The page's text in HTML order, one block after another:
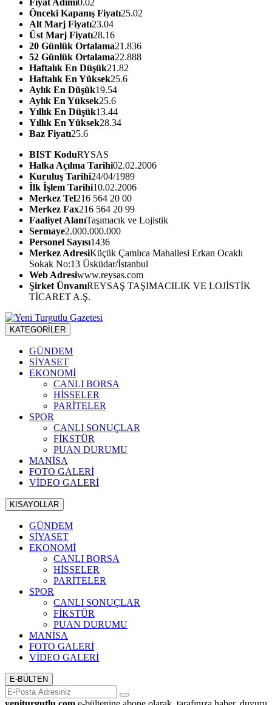
Önceki Kapanış Fiyatı25.02
Alt Marj Fiyatı23.04
Üst Marj Fiyatı28.16
20 Günlük Ortalama21.836
52 Günlük Ortalama22.888
Haftalık En Düşük21.82
Haftalık En Yüksek25.6
Aylık En Düşük19.54
Aylık En Yüksek25.6
Yıllık En Düşük13.44
Yıllık En Yüksek28.34
Baz Fiyatı25.6
BIST KoduRYSAS
Halka Açılma Tarihi02.02.2006
Kuruluş Tarihi24/04/1989
İlk İşlem Tarihi10.02.2006
Merkez Tel216 564 20 00
Merkez Fax216 564 20 99
Faaliyet AlanıTaşımacık ve Lojistik
Sermaye2.000.000.000
Personel Sayısı1436
Merkez AdresiKüçük Çamlıca Mahallesi Erkan Ocaklı
Sokak No:13 Üsküdar/İstanbul
Web Adresiwww.reysas.com
Şirket ÜnvanıREYSAŞ TAŞIMACILIK VE LOJİSTİK
TİCARET A.Ş.
KATEGORİLER
GÜNDEM
SİYASET
EKONOMİ
CANLI BORSA
HİSSELER
PARİTELER
SPOR
CANLI SONUÇLAR
FİKSTÜR
PUAN DURUMU
MANİSA
FOTO GALERİ
VİDEO GALERİ
KISAYOLLAR
GÜNDEM
SİYASET
EKONOMİ
CANLI BORSA
HİSSELER
PARİTELER
SPOR
CANLI SONUÇLAR
FİKSTÜR
PUAN DURUMU
MANİSA
FOTO GALERİ
VİDEO GALERİ
E-BÜLTEN